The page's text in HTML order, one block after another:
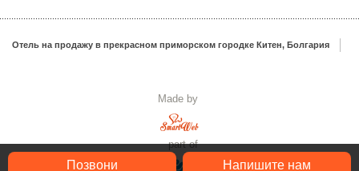
Позвони Напишите нам
Отель на продажу в прекрасном приморском городке Китен, Болгария
Made by
part of